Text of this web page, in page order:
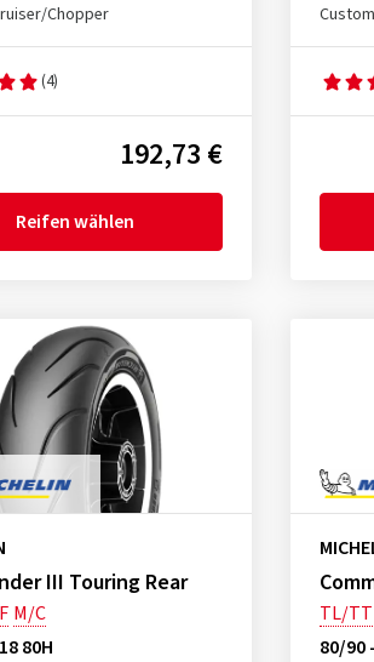
Chopper
(4)
192,73 €
Reifen wählen
III Touring Rear
M/C
80H
TL/TT
80/90